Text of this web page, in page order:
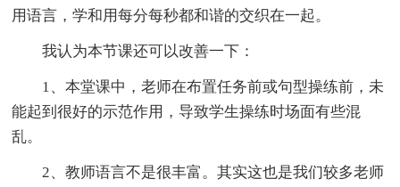
用语言，学和用每分每秒都和谐的交织在一起。
我认为本节课还可以改善一下：
1、本堂课中，老师在布置任务前或句型操练前，未
能起到很好的示范作用，导致学生操练时场面有些混
乱。
2、教师语言不是很丰富。其实这也是我们较多老师